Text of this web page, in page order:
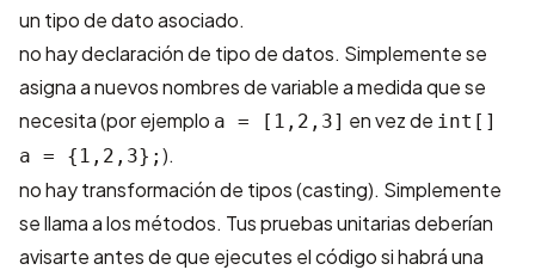
un tipo de dato asociado.
no hay declaración de tipo de datos. Simplemente se
asigna a nuevos nombres de variable a medida que se
necesita (por ejemplo a = [1,2,3] en vez de int[]
a = {1,2,3}; ).
no hay transformación de tipos (casting). Simplemente
se llama a los métodos. Tus pruebas unitarias deberían
avisarte antes de que ejecutes el código si habrá una